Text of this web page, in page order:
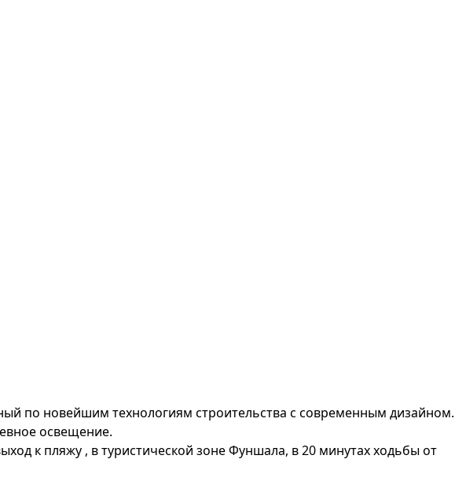
по новейшим технологиям строительства с современным дизайном.
освещение.
к пляжу , в туристической зоне Фуншала, в 20 минутах ходьбы от